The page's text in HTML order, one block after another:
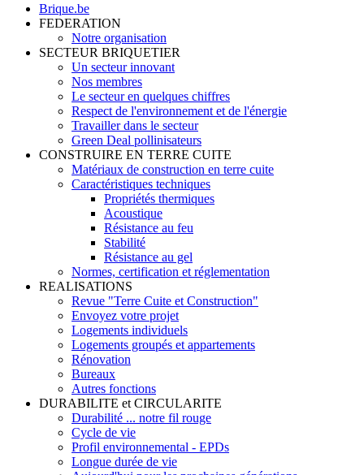
Brique.be
FEDERATION
Notre organisation
SECTEUR BRIQUETIER
Un secteur innovant
Nos membres
Le secteur en quelques chiffres
Respect de l'environnement et de l'énergie
Travailler dans le secteur
Green Deal pollinisateurs
CONSTRUIRE EN TERRE CUITE
Matériaux de construction en terre cuite
Caractéristiques techniques
Propriétés thermiques
Acoustique
Résistance au feu
Stabilité
Résistance au gel
Normes, certification et réglementation
REALISATIONS
Revue "Terre Cuite et Construction"
Envoyez votre projet
Logements individuels
Logements groupés et appartements
Rénovation
Bureaux
Autres fonctions
DURABILITE et CIRCULARITE
Durabilité ... notre fil rouge
Cycle de vie
Profil environnemental - EPDs
Longue durée de vie